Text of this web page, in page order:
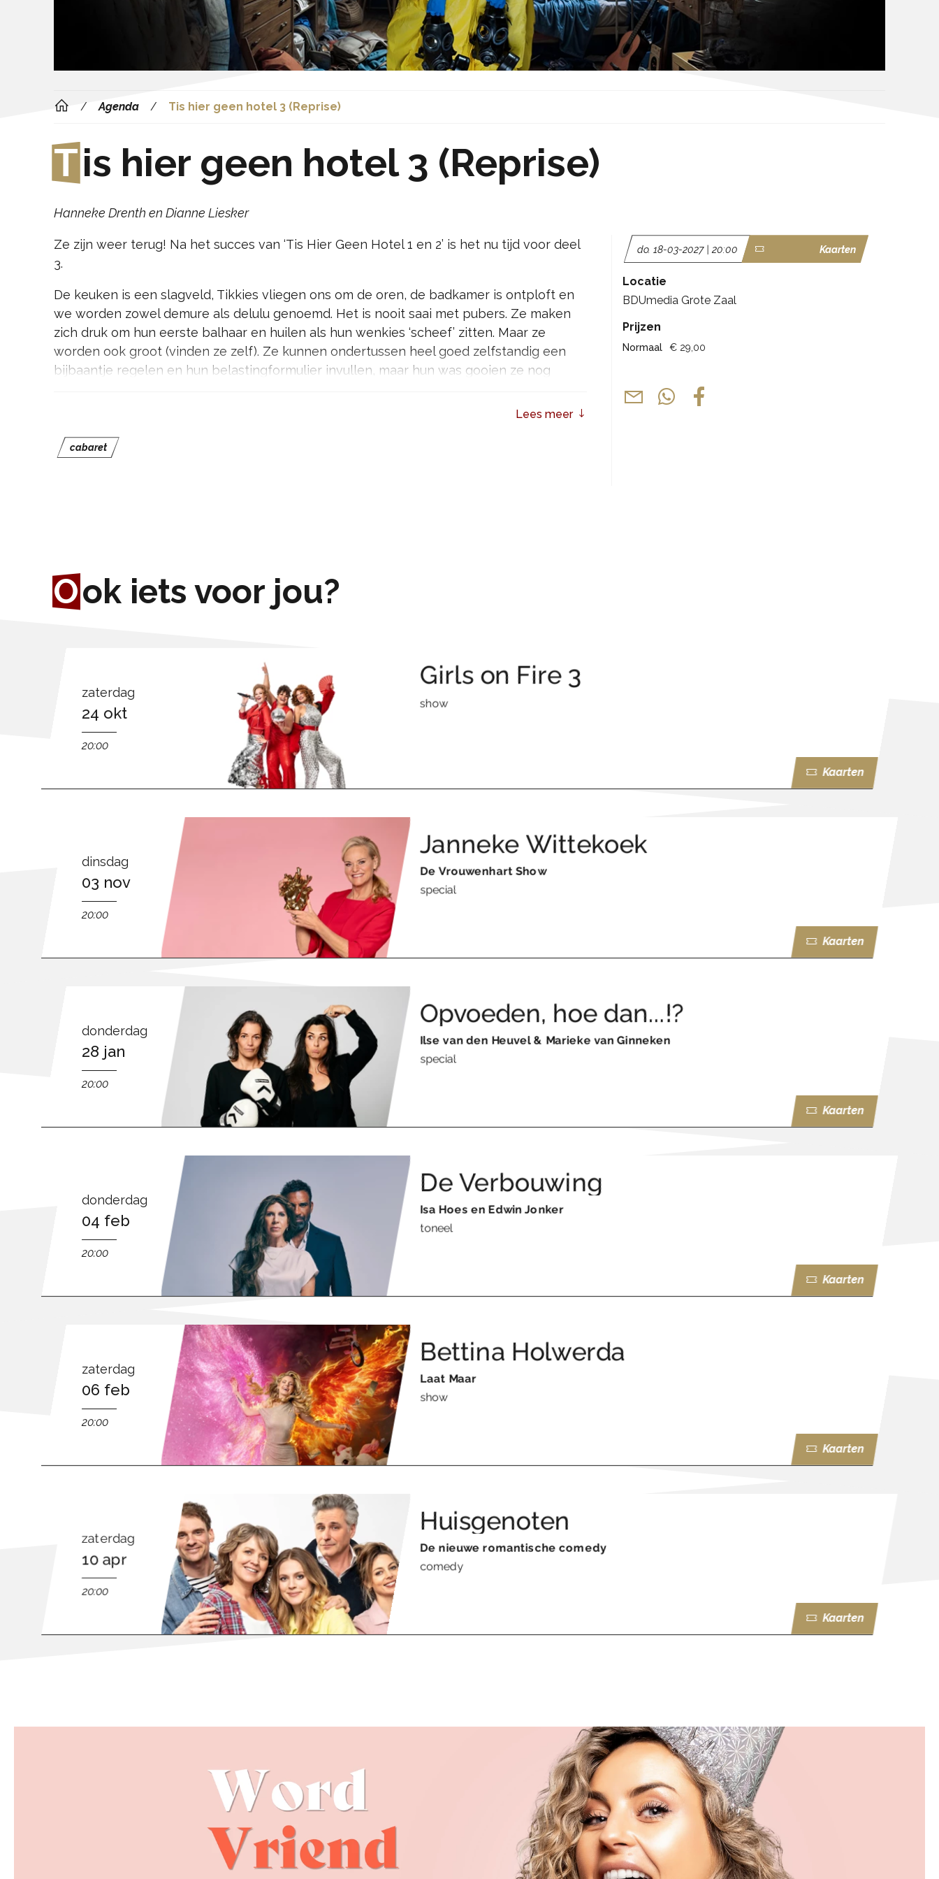
Agenda Tis hier geen hotel 3 (Reprise)
Tis hier geen hotel 3 (Reprise)
Hanneke Drenth en Dianne Liesker
Ze zijn weer terug! Na het succes van ‘Tis Hier Geen Hotel 1 en 2’ is het nu tijd voor deel
3.
De keuken is een slagveld, Tikkies vliegen ons om de oren, de badkamer is ontploft en
we worden zowel demure als delulu genoemd. Het is nooit saai met pubers. Ze maken
zich druk om hun eerste balhaar en huilen als hun wenkies ‘scheef’ zitten. Maar ze
worden ook groot (vinden ze zelf). Ze kunnen ondertussen heel goed zelfstandig een
bijbaantje regelen en hun belastingformulier invullen, maar hun was gooien ze nog
stiekem vapen in het fietsenhok tot het kraken van het bed in de kamer naast je. Helaas
en dat begrijpen wij als ouders dan weer niet.
Lees meer
cabaret
do. 18-03-2027 | 20:00 Kaarten
Locatie
BDUmedia Grote Zaal
Prijzen
Normaal € 29,00
Ook iets voor jou?
zaterdag
24 okt
20:00
Girls on Fire 3
show
Kaarten
dinsdag
03 nov
20:00
Janneke Wittekoek
De Vrouwenhart Show
special
Kaarten
donderdag
28 jan
20:00
Opvoeden, hoe dan...!?
Ilse van den Heuvel & Marieke van Ginneken
special
Kaarten
donderdag
04 feb
20:00
De Verbouwing
Isa Hoes en Edwin Jonker
toneel
Kaarten
zaterdag
06 feb
20:00
Bettina Holwerda
Laat Maar
show
Kaarten
zaterdag
10 apr
20:00
Huisgenoten
De nieuwe romantische comedy
comedy
Kaarten